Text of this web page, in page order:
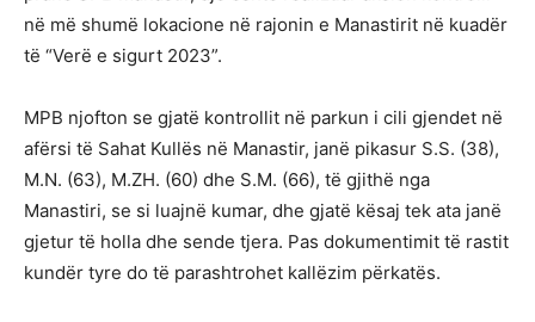
në më shumë lokacione në rajonin e Manastirit në kuadër
të “Verë e sigurt 2023”.
MPB njofton se gjatë kontrollit në parkun i cili gjendet në
afërsi të Sahat Kullës në Manastir, janë pikasur S.S. (38),
M.N. (63), M.ZH. (60) dhe S.M. (66), të gjithë nga
Manastiri, se si luajnë kumar, dhe gjatë kësaj tek ata janë
gjetur të holla dhe sende tjera. Pas dokumentimit të rastit
kundër tyre do të parashtrohet kallëzim përkatës.